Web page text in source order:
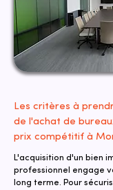
Les critères à
de l'achat de
prix compétitif à
L'acquisition d'un bien
professionnel engage
long terme. Pour